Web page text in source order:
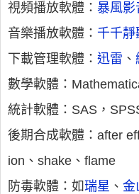
視頻播放軟體： 暴風影
音樂播放軟體： 千千靜
下載管理軟體： 迅雷 、
數學軟體：
統計軟體：SAS，
後期合成軟體：after
ion、shake、flame
防毒軟體：如瑞星 、 金